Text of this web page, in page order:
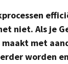
niet. Als je
met
worden